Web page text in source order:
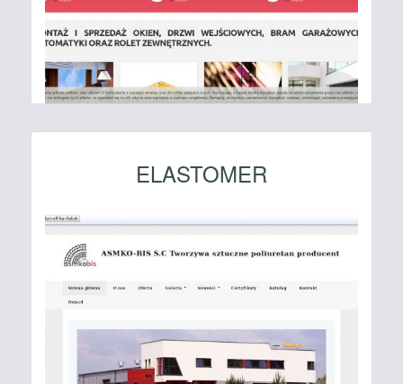
ELASTOMER